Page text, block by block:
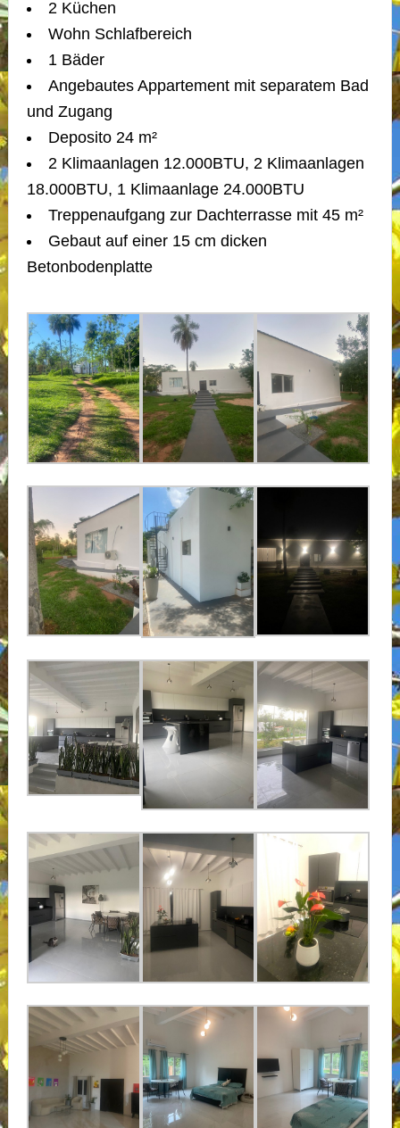
2 Küchen
Wohn Schlafbereich
1 Bäder
Angebautes Appartement mit separatem Bad
und Zugang
Deposito 24 m²
2 Klimaanlagen 12.000BTU, 2 Klimaanlagen
18.000BTU, 1 Klimaanlage 24.000BTU
Treppenaufgang zur Dachterrasse mit 45 m²
Gebaut auf einer 15 cm dicken
Betonbodenplatte